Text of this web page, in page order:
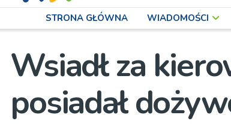
STRONA GŁÓWNA WIADOMOŚCI
Wsiadł za
posiadał